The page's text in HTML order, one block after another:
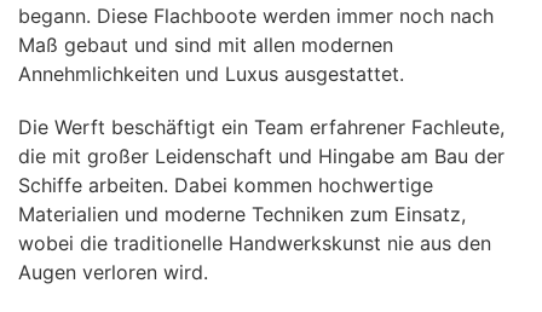
begann. Diese Flachboote werden immer noch nach
Maß gebaut und sind mit allen modernen
Annehmlichkeiten und Luxus ausgestattet.
Die Werft beschäftigt ein Team erfahrener Fachleute,
die mit großer Leidenschaft und Hingabe am Bau der
Schiffe arbeiten. Dabei kommen hochwertige
Materialien und moderne Techniken zum Einsatz,
wobei die traditionelle Handwerkskunst nie aus den
Augen verloren wird.